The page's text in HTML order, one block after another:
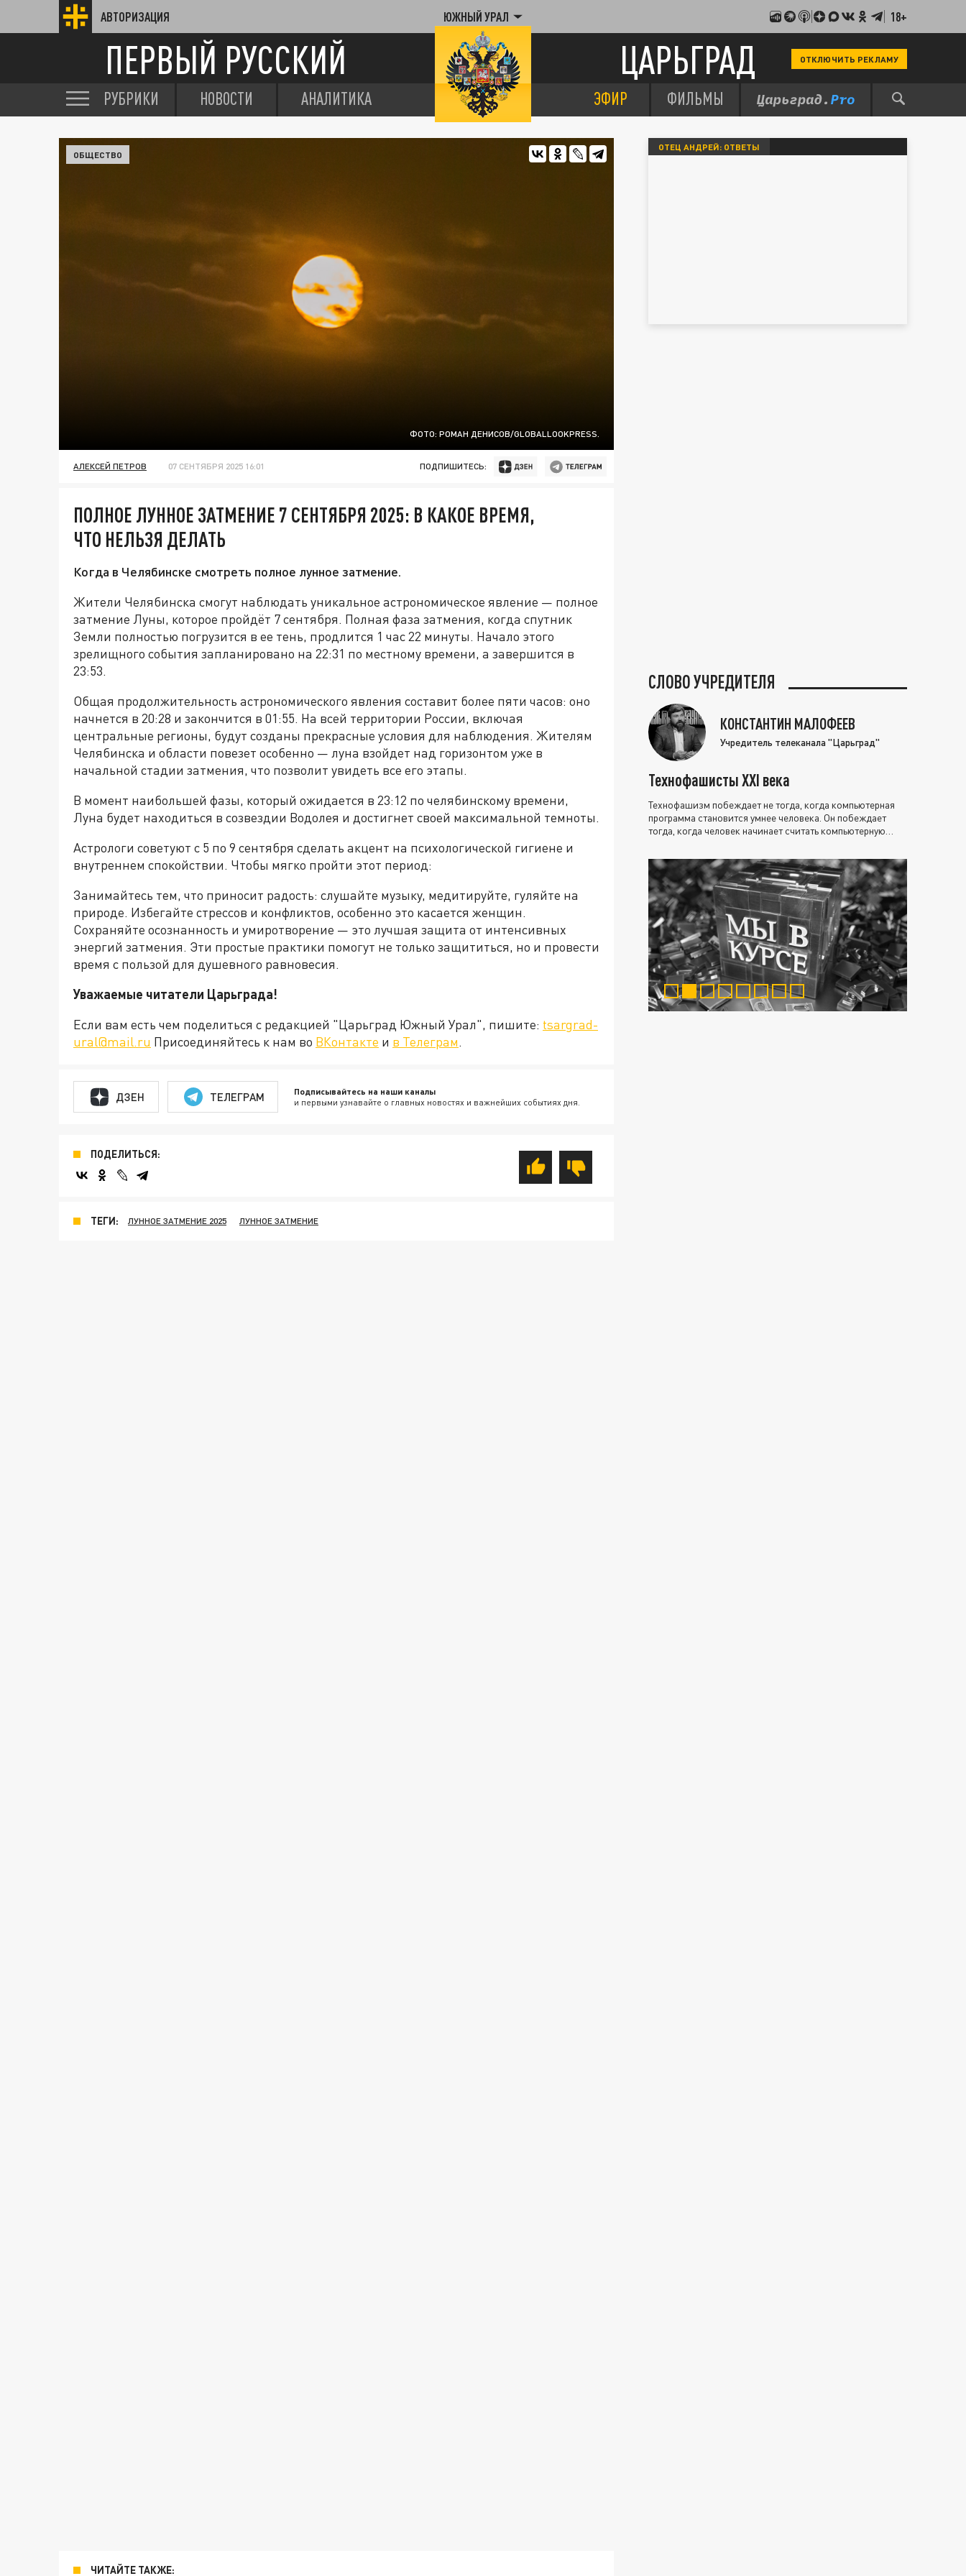
АВТОРИЗАЦИЯ ЮЖНЫЙ УРАЛ 18+
ПЕРВЫЙ РУССКИЙ ЦАРЬГРАД ОТКЛЮЧИТЬ РЕКЛАМУ
РУБРИКИ НОВОСТИ АНАЛИТИКА ЭФИР ФИЛЬМЫ
ФОТО: РОМАН ДЕНИСОВ/GLOBALLOOKPRESS.
ОБЩЕСТВО
АЛЕКСЕЙ ПЕТРОВ 07 СЕНТЯБРЯ 2025 16:01 ПОДПИШИТЕСЬ:
ПОЛНОЕ ЛУННОЕ ЗАТМЕНИЕ 7 СЕНТЯБРЯ 2025: В КАКОЕ ВРЕМЯ,
ЧТО НЕЛЬЗЯ ДЕЛАТЬ
Когда в Челябинске смотреть полное лунное затмение.
Жители Челябинска смогут наблюдать уникальное астрономическое явление — полное
затмение Луны, которое пройдёт 7 сентября. Полная фаза затмения, когда спутник
Земли полностью погрузится в ее тень, продлится 1 час 22 минуты. Начало этого
зрелищного события запланировано на 22:31 по местному времени, а завершится в
23:53.
Общая продолжительность астрономического явления составит более пяти часов: оно
начнется в 20:28 и закончится в 01:55. На всей территории России, включая
центральные регионы, будут созданы прекрасные условия для наблюдения. Жителям
Челябинска и области повезет особенно — луна взойдет над горизонтом уже в
начальной стадии затмения, что позволит увидеть все его этапы.
В момент наибольшей фазы, который ожидается в 23:12 по челябинскому времени,
Луна будет находиться в созвездии Водолея и достигнет своей максимальной темноты.
Астрологи советуют с 5 по 9 сентября сделать акцент на психологической гигиене и
внутреннем спокойствии. Чтобы мягко пройти этот период:
Занимайтесь тем, что приносит радость: слушайте музыку, медитируйте, гуляйте на
природе. Избегайте стрессов и конфликтов, особенно это касается женщин.
Сохраняйте осознанность и умиротворение — это лучшая защита от интенсивных
энергий затмения. Эти простые практики помогут не только защититься, но и провести
время с пользой для душевного равновесия.
Уважаемые читатели Царьграда!
Если вам есть чем поделиться с редакцией "Царьград Южный Урал", пишите: tsargrad-
ural@mail.ru Присоединяйтесь к нам во ВКонтакте и в Телеграм.
ДЗЕН ТЕЛЕГРАМ Подписывайтесь на наши каналы
и первыми узнавайте о главных новостях и важнейших событиях дня.
ПОДЕЛИТЬСЯ:
ТЕГИ: ЛУННОЕ ЗАТМЕНИЕ 2025 ЛУННОЕ ЗАТМЕНИЕ
ЧИТАЙТЕ ТАКЖЕ:
ОТЕЦ АНДРЕЙ: ОТВЕТЫ
СЛОВО УЧРЕДИТЕЛЯ
КОНСТАНТИН МАЛОФЕЕВ
Учредитель телеканала "Царьград"
Технофашисты XXI века
Технофашизм побеждает не тогда, когда компьютерная
программа становится умнее человека. Он побеждает
тогда, когда человек начинает считать компьютерную